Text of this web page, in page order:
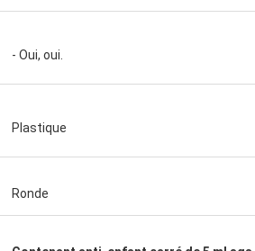
- Oui, oui.
Plastique
Ronde